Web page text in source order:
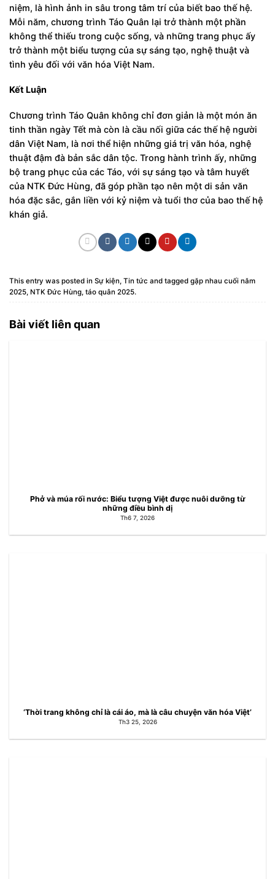
niệm, là hình ảnh in sâu trong tâm trí của biết bao thế hệ.
Mỗi năm, chương trình Táo Quân lại trở thành một phần
không thể thiếu trong cuộc sống, và những trang phục ấy
trở thành một biểu tượng của sự sáng tạo, nghệ thuật và
tình yêu đối với văn hóa Việt Nam.
Kết Luận
Chương trình Táo Quân không chỉ đơn giản là một món ăn
tinh thần ngày Tết mà còn là cầu nối giữa các thế hệ người
dân Việt Nam, là nơi thể hiện những giá trị văn hóa, nghệ
thuật đậm đà bản sắc dân tộc. Trong hành trình ấy, những
bộ trang phục của các Táo, với sự sáng tạo và tâm huyết
của NTK Đức Hùng, đã góp phần tạo nên một di sản văn
hóa đặc sắc, gắn liền với kỷ niệm và tuổi thơ của bao thế hệ
khán giả.
This entry was posted in Sự kiện, Tin tức and tagged gặp nhau cuối năm
2025, NTK Đức Hùng, táo quân 2025.
Bài viết liên quan
Phở và múa rối nước: Biểu tượng Việt được nuôi dưỡng từ
những điều bình dị
Th6 7, 2026
‘Thời trang không chỉ là cái áo, mà là câu chuyện văn hóa Việt’
Th3 25, 2026